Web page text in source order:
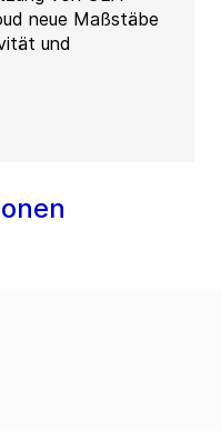
neue Maßstäbe
und